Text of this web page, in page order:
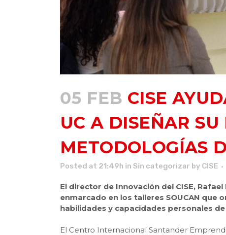
05 FEB CISE
UC A DISEÑAR
METODOLOGÍAS
Posted at 21:49h in Sin categorizar by CISE
El director de Innovación del CISE,
enmarcado en los talleres SOUCAN que
habilidades y capacidades personales
El Centro Internacional Santander